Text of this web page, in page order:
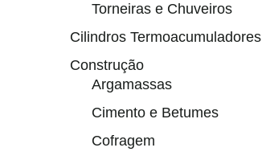
Torneiras e Chuveiros
Cilindros Termoacumuladores
Construção
Argamassas
Cimento e Betumes
Cofragem